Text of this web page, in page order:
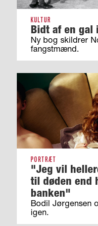
KULTUR
Bidt af en gal
Ny bog skildrer
fangstmænd.
PORTRÆT
"Jeg vil
til døden end
banken"
Bodil Jørgensen
igen.